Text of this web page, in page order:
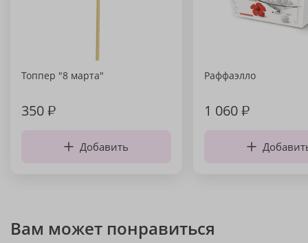
Топпер "8 марта"
350₽
Добавить
Раффаэлло
1 060₽
Вам может понравиться